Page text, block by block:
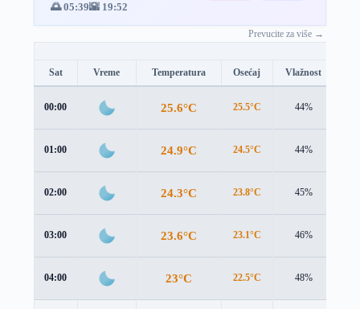
🌅 05:39🌇 19:52
Prevucite za više →
Sat Vreme Temperatura Osećaj Vlažnost
00:00 25.6°C 25.5°C 44%
01:00 24.9°C 24.5°C 44%
02:00 24.3°C 23.8°C 45%
03:00 23.6°C 23.1°C 46%
04:00 23°C 22.5°C 48%